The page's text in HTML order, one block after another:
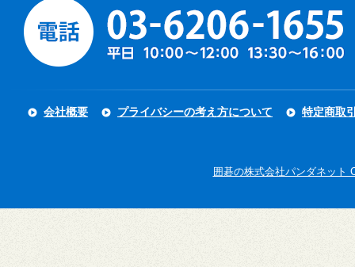
会社概要 プライバシーの考え方について 特定商取
囲碁の株式会社パンダネット